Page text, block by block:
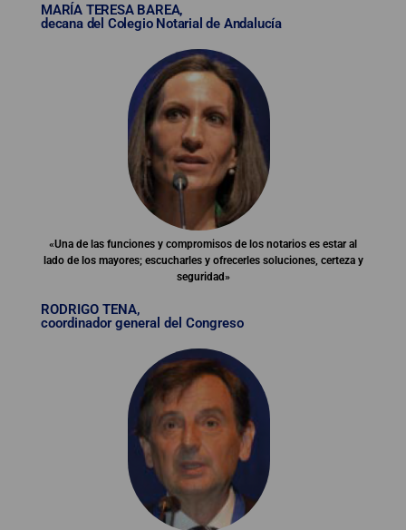
MARÍA TERESA BAREA,
decana del Colegio Notarial de Andalucía
«Una de las funciones y compromisos de los notarios es estar al
lado de los mayores; escucharles y ofrecerles soluciones, certeza y
seguridad»
RODRIGO TENA,
coordinador general del Congreso